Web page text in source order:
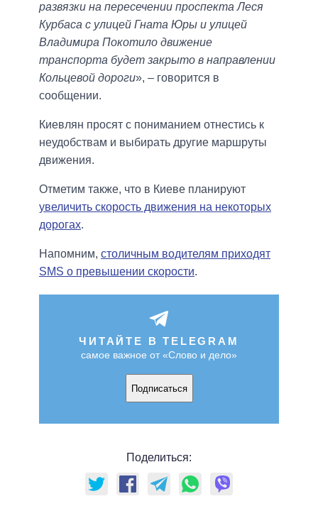
развязки на пересечении проспекта Леся
Курбаса с улицей Гната Юры и улицей
Владимира Покотило движение
транспорта будет закрыто в направлении
Кольцевой дороги», – говорится в
сообщении.
Киевлян просят с пониманием отнестись к
неудобствам и выбирать другие маршруты
движения.
Отметим также, что в Киеве планируют
увеличить скорость движения на некоторых
дорогах.
Напомним, столичным водителям приходят
SMS о превышении скорости.
ЧИТАЙТЕ В TELEGRAM
самое важное от «Слово и дело»
Подписаться
Поделиться: